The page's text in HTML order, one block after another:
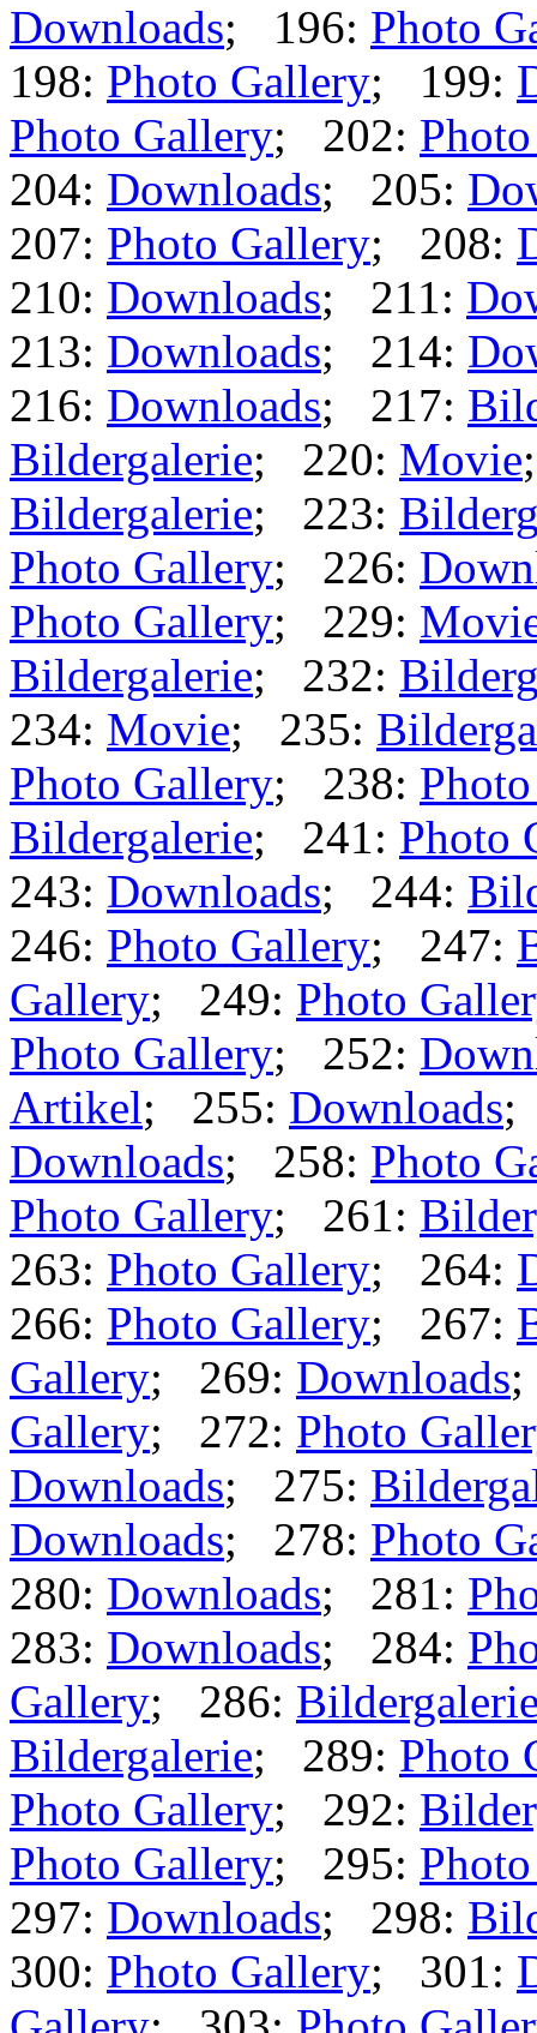
Downloads; 196: Photo
198: Photo Gallery; 199:
Photo Gallery; 202:
204: Downloads; 205:
207: Photo Gallery; 208:
210: Downloads; 211:
213: Downloads; 214:
216: Downloads; 217:
Bildergalerie; 220: Movie
Bildergalerie; 223:
Photo Gallery; 226:
Photo Gallery; 229:
Bildergalerie; 232:
234: Movie; 235:
Photo Gallery; 238:
Bildergalerie; 241: Photo
243: Downloads; 244:
246: Photo Gallery; 247:
Gallery; 249: Photo
Photo Gallery; 252:
Artikel; 255: Downloads;
Downloads; 258: Photo
Photo Gallery; 261:
263: Photo Gallery; 264:
266: Photo Gallery; 267:
Gallery; 269: Downloads
Gallery; 272: Photo
Downloads; 275:
Downloads; 278: Photo
280: Downloads; 281:
283: Downloads; 284:
Gallery; 286:
Bildergalerie; 289: Photo
Photo Gallery; 292:
Photo Gallery; 295:
297: Downloads; 298:
300: Photo Gallery; 301: